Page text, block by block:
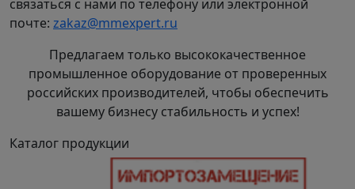
связаться с нами по телефону или электронной
почте: zakaz@mmexpert.ru
Предлагаем только высококачественное
промышленное оборудование от проверенных
российских производителей, чтобы обеспечить
вашему бизнесу стабильность и успех!
Каталог продукции